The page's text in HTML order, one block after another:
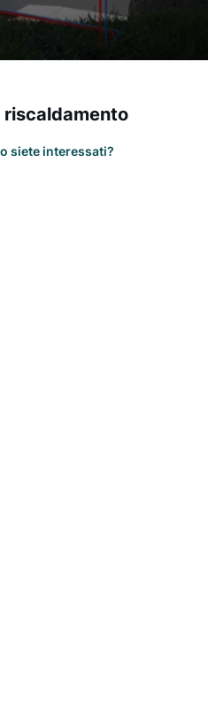
riscaldamento
siete interessati?